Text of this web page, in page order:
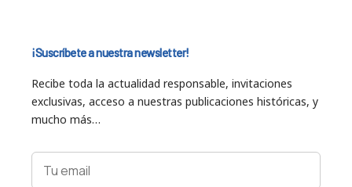
¡Suscríbete a nuestra newsletter!
Recibe toda la actualidad responsable, invitaciones
exclusivas, acceso a nuestras publicaciones históricas, y
mucho más…